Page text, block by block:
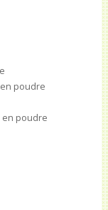
en poudre
en poudre